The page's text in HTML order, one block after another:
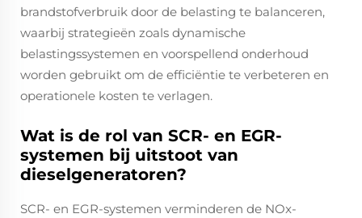
brandstofverbruik door de belasting te balanceren,
waarbij strategieën zoals dynamische
belastingssystemen en voorspellend onderhoud
worden gebruikt om de efficiëntie te verbeteren en
operationele kosten te verlagen.
Wat is de rol van SCR- en EGR-
systemen bij uitstoot van
dieselgeneratoren?
SCR- en EGR-systemen verminderen de NOx-